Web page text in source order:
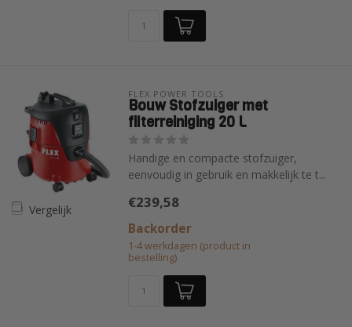
Vergelijk
FLEX POWER TOOLS
Bouw Stofzuiger met
filterreiniging 20 L
Handige en compacte stofzuiger,
eenvoudig in gebruik en makkelijk te t...
€239,58
Backorder
1-4 werkdagen (product in
bestelling)